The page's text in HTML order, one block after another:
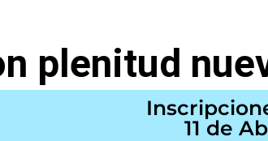
plenitud
11 de